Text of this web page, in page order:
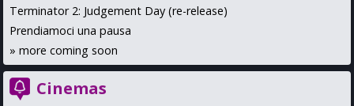
Terminator 2: Judgement Day (re-release)
Prendiamoci una pausa
» more coming soon
Cinemas